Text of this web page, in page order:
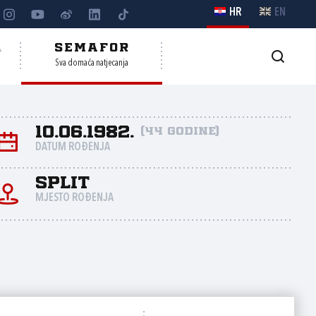
HR EN
SEMAFOR
Sva domaća natjecanja
10.06.1982. (44 godine)
DATUM ROĐENJA
Split
MJESTO ROĐENJA